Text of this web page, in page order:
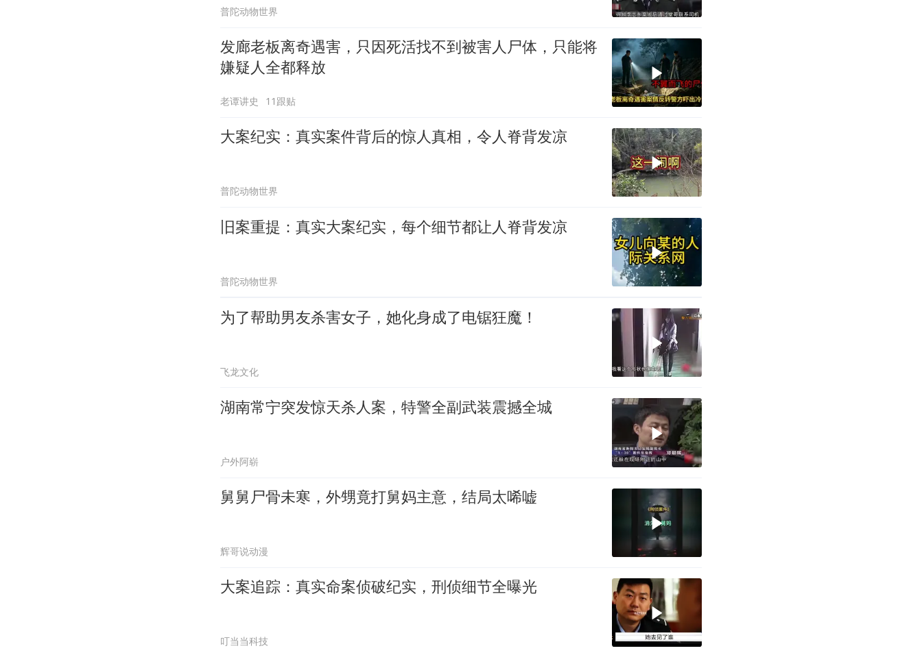
普陀动物世界
发廊老板离奇遇害，只因死活找不到被害人尸体，只能将
嫌疑人全都释放
老谭讲史 11跟贴
大案纪实：真实案件背后的惊人真相，令人脊背发凉
普陀动物世界
旧案重提：真实大案纪实，每个细节都让人脊背发凉
普陀动物世界
为了帮助男友杀害女子，她化身成了电锯狂魔！
飞龙文化
湖南常宁突发惊天杀人案，特警全副武装震撼全城
户外阿崭
舅舅尸骨未寒，外甥竟打舅妈主意，结局太唏嘘
辉哥说动漫
大案追踪：真实命案侦破纪实，刑侦细节全曝光
叮当当科技